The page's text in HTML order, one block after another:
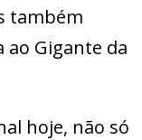
também
Gigante da
hoje, não só